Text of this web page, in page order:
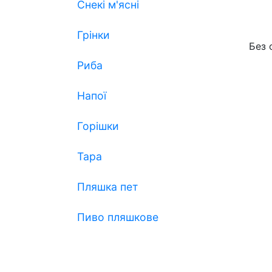
Снекі м'ясні
Грінки
Риба
Напої
Горішки
Тара
Пляшка пет
Пиво пляшкове
Без